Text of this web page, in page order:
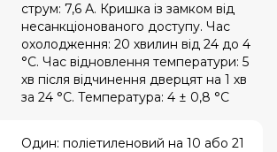
струм: 7,6 А. Кришка із замком від
несанкціонованого доступу. Час
охолодження: 20 хвилин від 24 до 4
°С. Час відновлення температури: 5
хв після відчинення дверцят на 1 хв
за 24 °С. Температура: 4 ± 0,8 °С
Один: поліетиленовий на 10 або 21